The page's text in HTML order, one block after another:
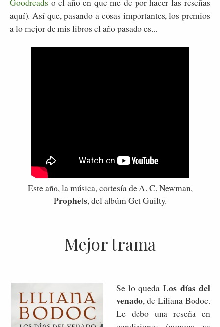
aquí). Así que, pasando a cosas importantes, los premios
a lo mejor de mis libros el año pasado es...
Este año, la música, cortesía de A. C. Newman,
Prophets, del albúm Get Guilty.
Mejor trama
Se lo quedaLos días del
venado, de Liliana Bodoc.
Le debo una reseña en